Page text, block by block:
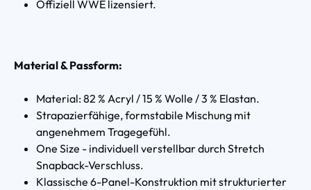
Offiziell WWE lizensiert.
Material & Passform:
Material: 82 % Acryl / 15 % Wolle / 3 % Elastan.
Strapazierfähige, formstabile Mischung mit
angenehmem Tragegefühl.
One Size - individuell verstellbar durch Stretch
Snapback-Verschluss.
Klassische 6-Panel-Konstruktion mit strukturierter